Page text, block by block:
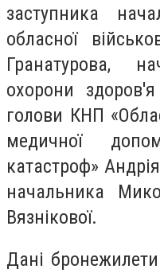
заступника
обласної
Гранатурова,
охорони
голови КНП
медичної
катастроф»
начальника
Вязнікової.
Дані